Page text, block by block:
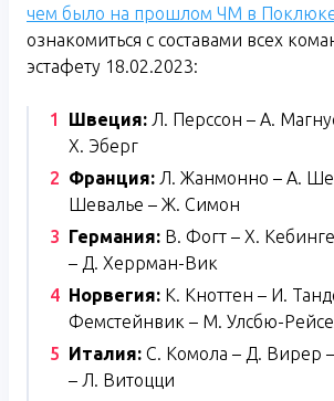
чем было на прошлом ЧМ в
ознакомиться с составами всех
эстафету 18.02.2023:
Швеция: Л. Перссон – А.
Х. Эберг
Франция: Л. Жанмонно – А.
Шевалье – Ж. Симон
Германия: В. Фогт – Х.
– Д. Херрман-Вик
Норвегия: К. Кноттен – И.
Фемстейнвик – М. Улсбю-
Италия: С. Комола – Д. Вирер
– Л. Витоцци